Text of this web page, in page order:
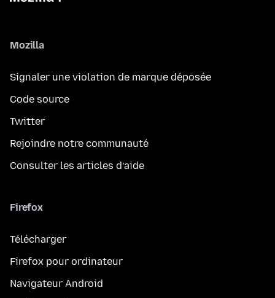
Mozilla
Signaler une violation de marque déposée
Code source
Twitter
Rejoindre notre communauté
Consulter les articles d’aide
Firefox
Télécharger
Firefox pour ordinateur
Navigateur Android